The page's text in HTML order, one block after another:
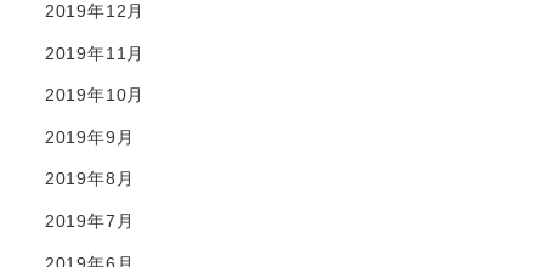
2019年12月
2019年11月
2019年10月
2019年9月
2019年8月
2019年7月
2019年6月